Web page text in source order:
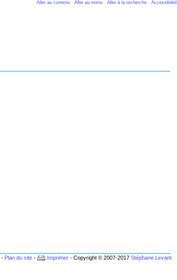
Aller au contenu Aller au menu Aller à la recherche Accessibilité
- Plan du site - Imprimer - Copyright © 2007-2017Stéphane Levant